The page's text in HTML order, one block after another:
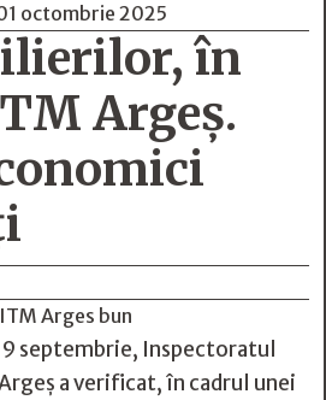
octombrie 2025
în
Argeș.
septembrie, Inspectoratul
a verificat, în cadrul unei